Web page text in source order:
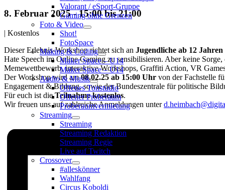
Valorant / eSport-Gruppe
Gaming ohne Grenzen
Foto & Video
Shot!
FotoSpace
Making & Coding
Maker Space – U14
Maker Space – Ü14
Audio & Musik
Offenes Tonstudio
Offener Proberaum
Proberaumvermietung
Streaming
Streaming
Streaming Redaktion
Streaming Regie
Live auf Twitch
Crossover
#alleskönner
Wahlfang
Circus Koboldi
8. Februar 2025 - 15:00bis21:00
| Kostenlos
Dieser Erlebnis-Workshop richtet sich an Jugendliche ab 12
Hate Speech im Online Gaming zu sensibilisieren. Aber keine
Memewettbewerb, interaktive Workshops, Graffiti Action, VR
Der Workshop wird am08.02.25 ab 15:00 Uhr von der Fachstelle
Engagement & Bildung, sowie der Bundeszentrale für politische
Für euch ist dieTeilnahme kostenlos.
Wir freuen uns auf zahlreiche Anmeldungen unter